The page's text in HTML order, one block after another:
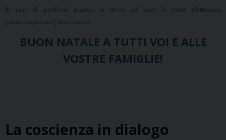
In caso di problemi urgenti, si invita ad usare la posta elettronica
( istitutosuperiore@diocesitv.it )
BUON NATALE A TUTTI VOI E ALLE
VOSTRE FAMIGLIE!
La coscienza in dialogo